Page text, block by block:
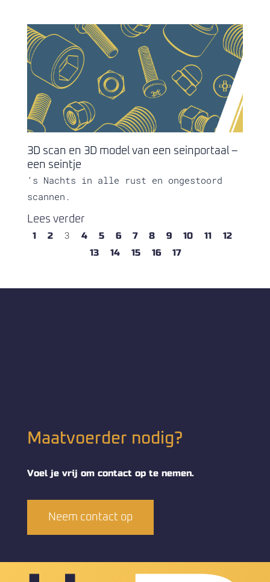
3D scan en 3D model van een seinportaal –
een seintje
‘s Nachts in alle rust en ongestoord
scannen.
Lees verder
1
2 3 4 5 6 7 8 9 10 11
12
13
14 15 16 17
Maatvoerder nodig?
Voel je vrij om contact op te nemen.
Neem contact op